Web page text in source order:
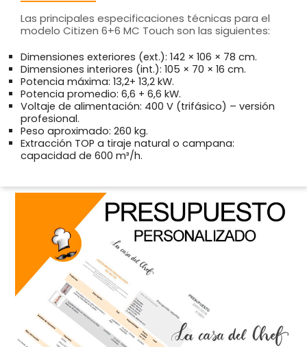
Las principales especificaciones técnicas para el
modelo Citizen 6+6 MC Touch son las siguientes:
Dimensiones exteriores (ext.): 142 × 106 × 78 cm.
Dimensiones interiores (int.): 105 × 70 × 16 cm.
Potencia máxima: 13,2+ 13,2 kW.
Potencia promedio: 6,6 + 6,6 kW.
Voltaje de alimentación: 400 V (trifásico) – versión
profesional.
Peso aproximado: 260 kg.
Extracción TOP a tiraje natural o campana:
capacidad de 600 m³/h.